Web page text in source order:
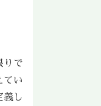
りで
てい
義し